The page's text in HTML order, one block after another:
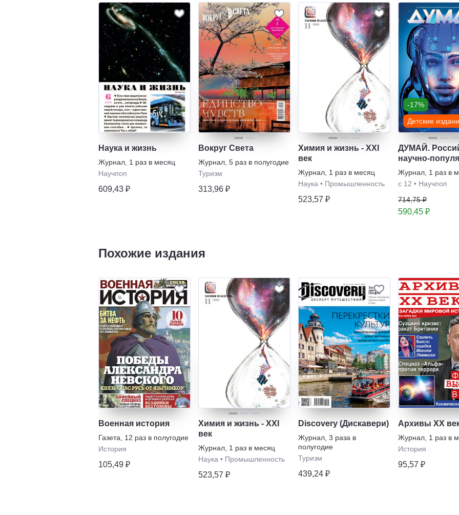
Наука и жизнь
Журнал 1 раз в месяц
Научпоп
609,43 ₽
Вокруг Света
Журнал 5 раз в полугодие
Туризм
313,96 ₽
Химия и жизнь - XXI
век
Журнал 1 раз в месяц
Наука • Промышленность
523,57 ₽
-17%
Детские
ДУМАЙ.
научно-
журнал для
школьников и
родителей
Журнал 1 раз в
с 12 • Научпоп
714,75 ₽
590,45 ₽
Похожие издания
Военная история
Газета
12 раз в полугодие
История
105,49 ₽
Химия и жизнь - XXI
век
Журнал 1 раз в месяц
Наука • Промышленность
523,57 ₽
Discovery (Дискавери)
Журнал 3 раза в
полугодие
Туризм
439,24 ₽
Архивы ХХ
Журнал 1 раз в
История
95,57 ₽